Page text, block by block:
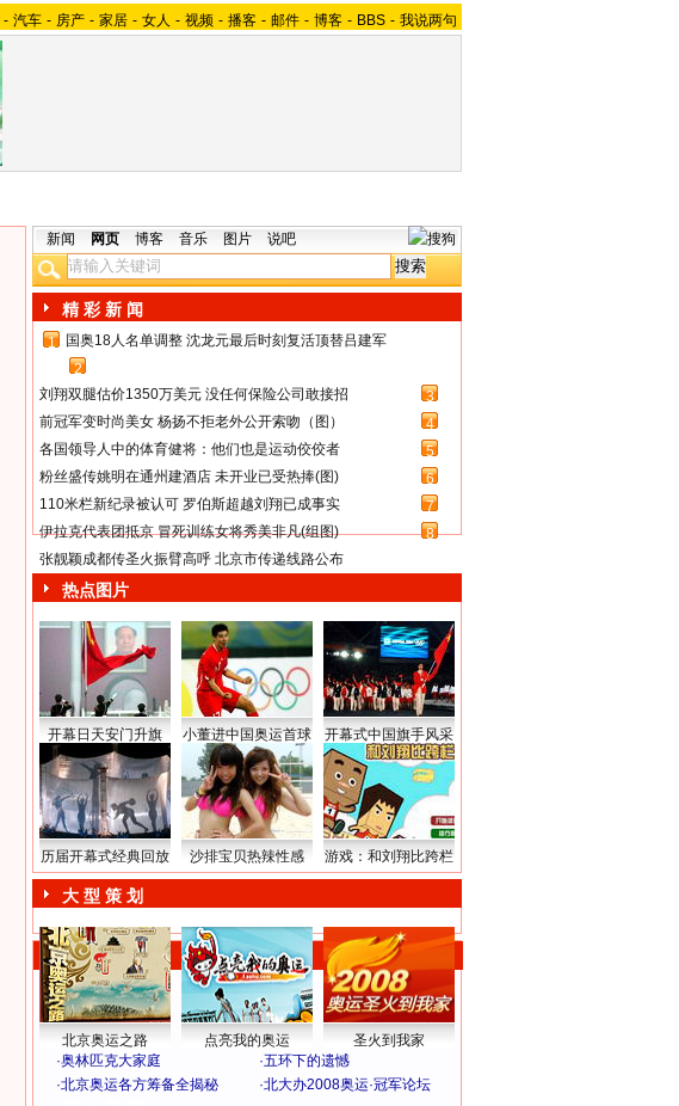
- 汽车 - 房产 - 家居 - 女人 - 视频 - 播客 - 邮件 - 博客 - BBS - 我说两句
新闻 网页 博客 音乐 图片 说吧
精 彩 新 闻
1
国奥18人名单调整 沈龙元最后时刻复活顶替吕建军
2
刘翔双腿估价1350万美元 没任何保险公司敢接招
3
前冠军变时尚美女 杨扬不拒老外公开索吻（图）
4
各国领导人中的体育健将：他们也是运动佼佼者
5
粉丝盛传姚明在通州建酒店 未开业已受热捧(图)
6
110米栏新纪录被认可 罗伯斯超越刘翔已成事实
7
伊拉克代表团抵京 冒死训练女将秀美非凡(组图)
8
张靓颖成都传圣火振臂高呼 北京市传递线路公布
热点图片
开幕日天安门升旗 小董进中国奥运首球 开幕式中国旗手风采
历届开幕式经典回放 沙排宝贝热辣性感 游戏：和刘翔比跨栏
大 型 策 划
北京奥运之路 点亮我的奥运
圣火到我家
·奥林匹克大家庭 ·五环下的遗憾
·北京奥运各方筹备全揭秘 ·北大办2008奥运·冠军论坛